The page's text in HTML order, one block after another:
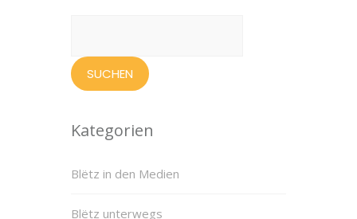
Kategorien
Blëtz in den Medien
Blëtz unterwegs